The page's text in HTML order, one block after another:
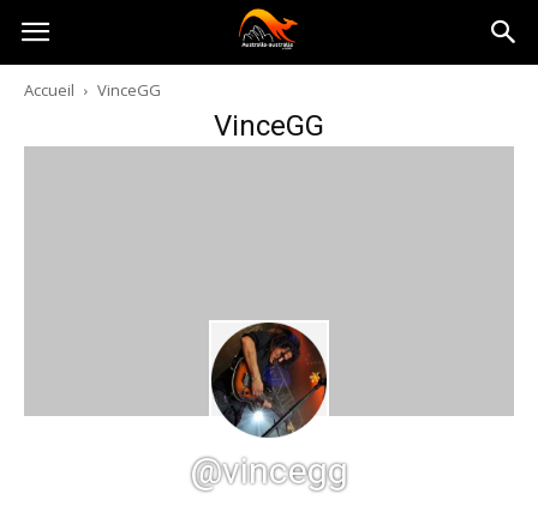
Australia-
australie.com
Accueil VinceGG
VinceGG
@vincegg